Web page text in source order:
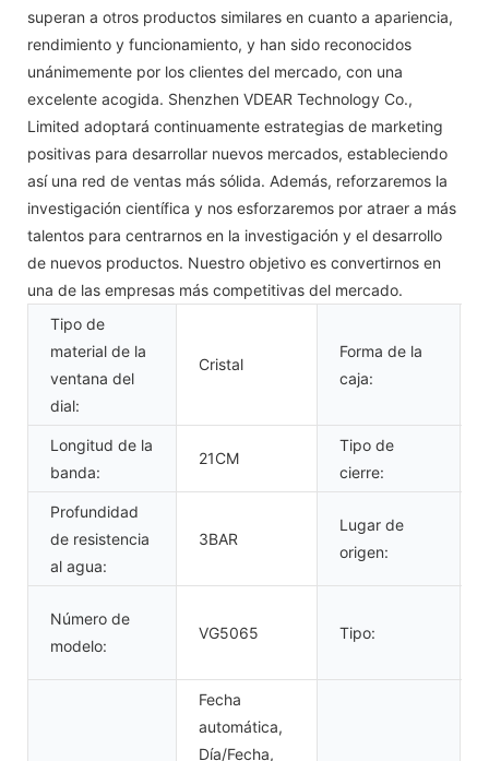
superan a otros productos similares en cuanto a apariencia,
rendimiento y funcionamiento, y han sido reconocidos
unánimemente por los clientes del mercado, con una
excelente acogida. Shenzhen VDEAR Technology Co.,
Limited adoptará continuamente estrategias de marketing
positivas para desarrollar nuevos mercados, estableciendo
así una red de ventas más sólida. Además, reforzaremos la
investigación científica y nos esforzaremos por atraer a más
talentos para centrarnos en la investigación y el desarrollo
de nuevos productos. Nuestro objetivo es convertirnos en
una de las empresas más competitivas del mercado.
Tipo de
material de la
ventana del
dial:
Cristal
Forma de la
caja:
Longitud de la
banda:
21CM
Tipo de
cierre:
Profundidad
de resistencia
al agua:
3BAR
Lugar de
origen:
Número de
modelo:
VG5065 Tipo:
Fecha
automática,
Día/Fecha,